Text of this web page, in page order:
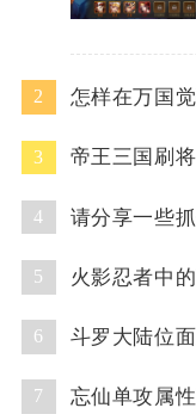
2 怎样在万国
3 帝王三国刷
4
5 火影忍者中
6 斗罗大陆位
7 忘仙单攻属